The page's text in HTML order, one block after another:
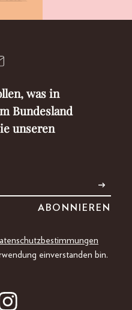
was in
Bundesland
unseren
einverstanden bin.